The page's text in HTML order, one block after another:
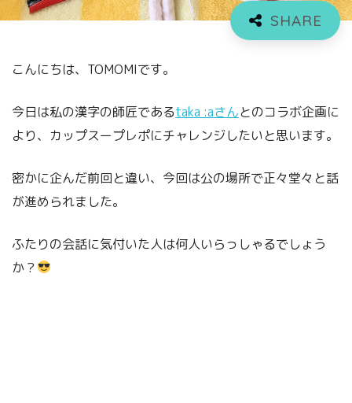
こんにちは、TOMOMIです。
今日は私の漢字の師匠であるtaka :aさんとのコラボ企画に
より、カップスープレポにチャレンジしたいと思います。
密かに企んだ前回と違い、今回は公の場所で正々堂々と話
が進められました。
ふたりの会話に気付いた人は何人いらっしゃるでしょう
か？